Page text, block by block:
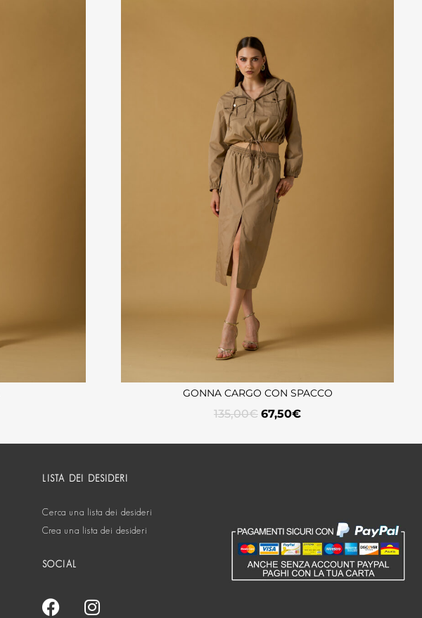
GONNA CARGO CON SPACCO
135,00€ 67,50€
LISTA DEI DESIDERI
Cerca una lista dei desideri
Crea una lista dei desideri
SOCIAL